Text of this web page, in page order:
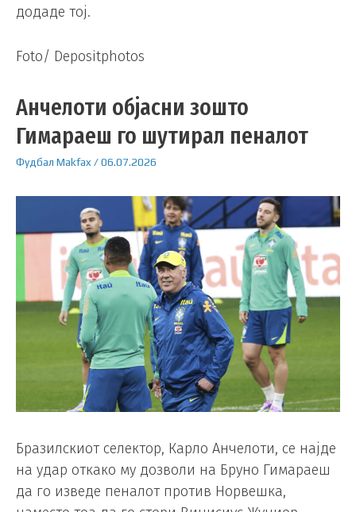
додаде тој.
Foto/ Depositphotos
Анчелоти објасни зошто
Гимараеш го шутирал пеналот
Фудбал Makfax/06.07.2026
Бразилскиот селектор, Карло Анчелоти, се најде
на удар откако му дозволи на Бруно Гимараеш
да го изведе пеналот против Норвешка,